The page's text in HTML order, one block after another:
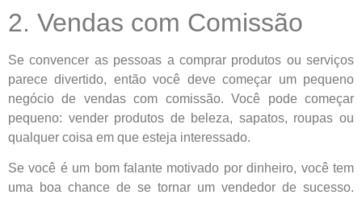
2. Vendas com Comissão
Se convencer as pessoas a comprar produtos ou serviços
parece divertido, então você deve começar um pequeno
negócio de vendas com comissão. Você pode começar
pequeno: vender produtos de beleza, sapatos, roupas ou
qualquer coisa em que esteja interessado.
Se você é um bom falante motivado por dinheiro, você tem
uma boa chance de se tornar um vendedor de sucesso.